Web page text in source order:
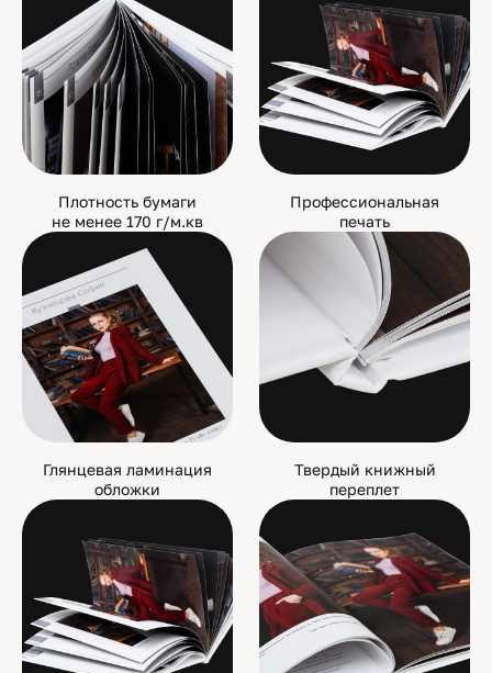
Плотность бумаги
не менее 170 г/м.кв
Профессиональная
печать
Глянцевая ламинация
обложки
Твердый книжный
переплет